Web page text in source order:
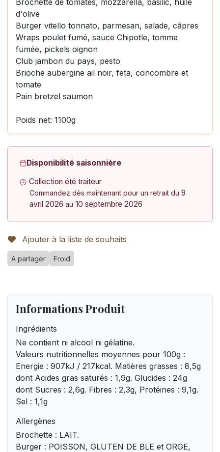
Brochette de tomates, mozzarella, basilic, huile
d'olive
Burger vitello tonnato, parmesan, salade, câpres
Wraps poulet fumé, sauce Chipotle, tomme
fumée, pickels oignon
Club jambon du pays, pesto
Brioche aubergine ail noir, feta, concombre et
tomate
Pain bretzel saumon
Poids net: 1100g
Disponibilité saisonnière
Collection été traiteur
Commandez dès maintenant pour un retrait du 9
avril 2026 au 10 septembre 2026
Ajouter à la liste de souhaits
A partager Froid
Informations Produit
Ingrédients
Ne contient ni alcool ni gélatine.
Valeurs nutritionnelles moyennes pour 100g :
Energie : 907kJ / 217kcal. Matières grasses : 8,5g
dont Acides gras saturés : 1,9g. Glucides : 24g
dont Sucres : 2,6g. Fibres : 2,3g, Protéines : 9,1g.
Sel : 1,1g
Allergènes
Brochette : LAIT.
Burger : POISSON, GLUTEN DE BLE et ORGE,